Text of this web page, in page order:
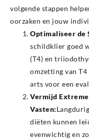
volgende stappen
oorzaken en jouw
Optimaliseer de
schildklier goed
(T4) en
omzetting van T4
arts voor een
Vermijd
Vasten:
diëten kunnen
evenwichtig en